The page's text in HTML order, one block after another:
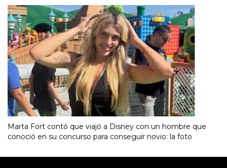
Marta Fort contó que viajó a Disney con un hombre que
conoció en su concurso para conseguir novio: la foto